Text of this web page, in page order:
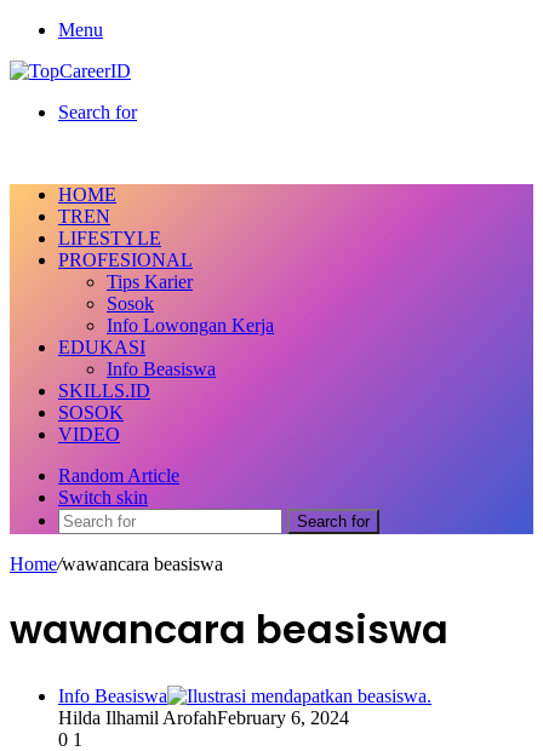
Menu
Search for
HOME
TREN
LIFESTYLE
PROFESIONAL
Tips Karier
Sosok
Info Lowongan Kerja
EDUKASI
Info Beasiswa
SKILLS.ID
SOSOK
VIDEO
Random Article
Switch skin
Search for
Home/wawancara beasiswa
wawancara beasiswa
Info Beasiswa
Hilda Ilhamil ArofahFebruary 6, 2024
0 1